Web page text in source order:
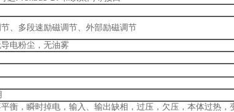
、多段速励磁调节、外部励磁调节
电粉尘，无油雾
衡，瞬时掉电，输入、输出缺相，过压，欠压，本体过热